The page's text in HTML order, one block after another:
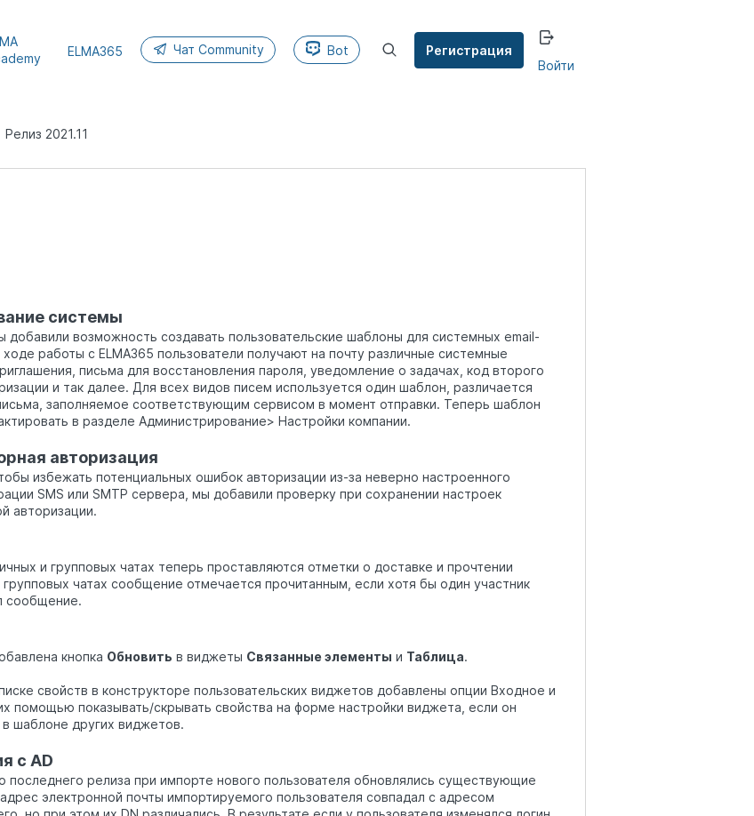
ELMA365 Чат Community Bot
Регистрация
Войти
Релиз 2021.11
системы
добавили возможность создавать пользовательские шаблоны для системных email-
работы с ELMA365 пользователи получают на почту различные системные
письма для восстановления пароля, уведомление о задачах, код второго
и так далее. Для всех видов писем используется один шаблон, различается
заполняемое соответствующим сервисом в момент отправки. Теперь шаблон
в разделе Администрирование> Настройки компании.
авторизация
избежать потенциальных ошибок авторизации из-за неверно настроенного
SMS или SMTP сервера, мы добавили проверку при сохранении настроек
авторизации.
и групповых чатах теперь проставляются отметки о доставке и прочтении
чатах сообщение отмечается прочитанным, если хотя бы один участник
сообщение.
кнопка Обновить в виджеты Связанные элементы и Таблица.
свойств в конструкторе пользовательских виджетов добавлены опции Входное и
помощью показывать/скрывать свойства на форме настройки виджета, если он
шаблоне других виджетов.
с AD
последнего релиза при импорте нового пользователя обновлялись существующие
электронной почты импортируемого пользователя совпадал с адресом